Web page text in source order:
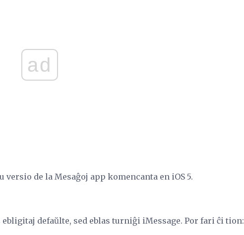
ad
de la Mesaĝoj app komencanta en iOS 5.
defaŭlte, sed eblas turniĝi iMessage. Por fari ĉi tion: